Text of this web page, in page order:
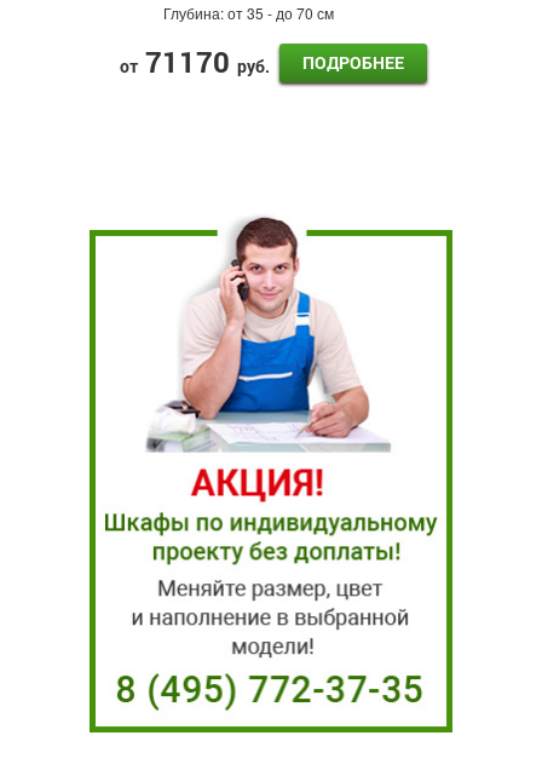
Глубина:от 35 - до 70 см
от 71170 руб. ПОДРОБНЕЕ